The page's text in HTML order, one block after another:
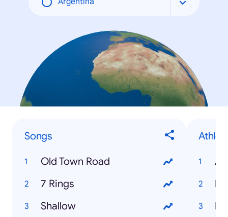
Songs
Old Town Road
7 Rings
Shallow